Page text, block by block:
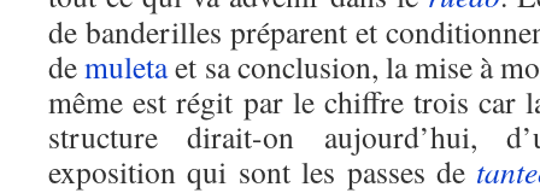
de banderilles préparent et
demuletaet sa conclusion, la mise à
même est régit par le chiffre trois car
structure dirait-on aujourd’hui,
exposition qui sont les passes de